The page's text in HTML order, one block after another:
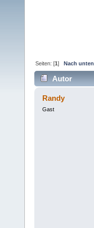
Seiten: [1]Nach unten
Autor
Randy
Gast